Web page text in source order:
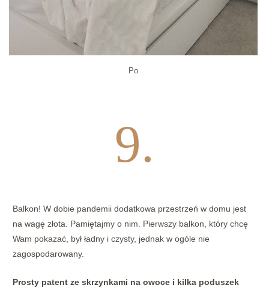
Po
9.
Balkon! W dobie pandemii dodatkowa przestrzeń w domu jest
na wagę złota. Pamiętajmy o nim. Pierwszy balkon, który chcę
Wam pokazać, był ładny i czysty, jednak w ogóle nie
zagospodarowany.
Prosty patent ze skrzynkami na owoce i kilka poduszek